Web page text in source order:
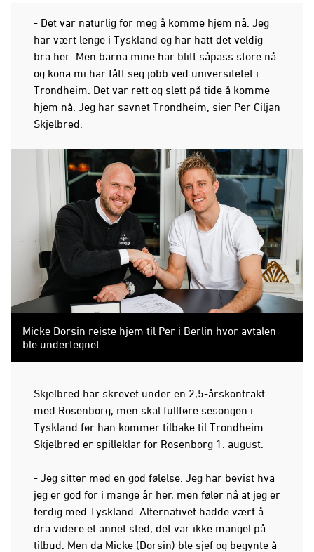
- Det var naturlig for meg å komme hjem nå. Jeg
har vært lenge i Tyskland og har hatt det veldig
bra her. Men barna mine har blitt såpass store nå
og kona mi har fått seg jobb ved universitetet i
Trondheim. Det var rett og slett på tide å komme
hjem nå. Jeg har savnet Trondheim, sier Per Ciljan
Skjelbred.
Micke Dorsin reiste hjem til Per i Berlin hvor avtalen
ble undertegnet.
Skjelbred har skrevet under en 2,5-årskontrakt
med Rosenborg, men skal fullføre sesongen i
Tyskland før han kommer tilbake til Trondheim.
Skjelbred er spilleklar for Rosenborg 1. august.
- Jeg sitter med en god følelse. Jeg har bevist hva
jeg er god for i mange år her, men føler nå at jeg er
ferdig med Tyskland. Alternativet hadde vært å
dra videre et annet sted, det var ikke mangel på
tilbud. Men da Micke (Dorsin) ble sjef og begynte å